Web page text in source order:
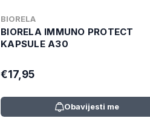
BIORELA
BIORELA IMMUNO PROTECT
KAPSULE A30
€17,95
Obavijesti me